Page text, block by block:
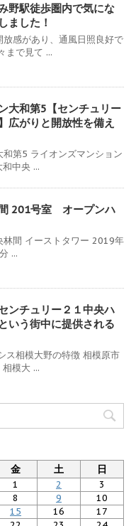
野駅徒歩圏内で気にな
ました！
感があり、通風日照良好で
まで見て ...
大和第5【センチュリー
広がりと開放性を備え
第5 ライオンズマンション
中央 ...
201号室 オープンハ
イーストタワー 2019年
...
ンチュリー２１中央ハ
いう街中に提供される
ス相模大野の特徴 相模原市
模大 ...
金 土 日
1 2
3
8 9
10
15 16
17